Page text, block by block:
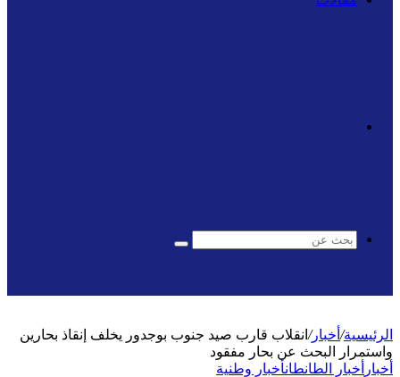
المظلم
بحث
الرئيسية/ أخبار/ انقلاب قارب صيد جنوب بوجدور يخلف إنقاذ بحارين
واستمرار البحث عن بحار مفقود
أخبار أخبار الطانطانأخبار وطنية